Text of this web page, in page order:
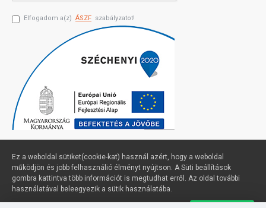
Elfogadom a(z) ÁSZF szabályzatot!
Profimuszaki.hu - exPanda ERP
Ez a weboldal sütiket(cookie-kat) használ azért, hogy a weboldal
működjön és jobb felhasználió élményt nyújtson. A Süti beállítások
gombra kattintva több információt is megtudhat erről. Az oldal további
használatával beleegyezik a sütik használatába.